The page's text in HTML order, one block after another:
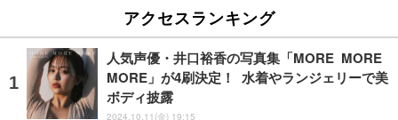
アクセスランキング
人気声優・井口裕香の写真集「MORE MORE
MORE」が4刷決定！ 水着やランジェリーで美
ボディ披露
2024.10.11(金) 19:15